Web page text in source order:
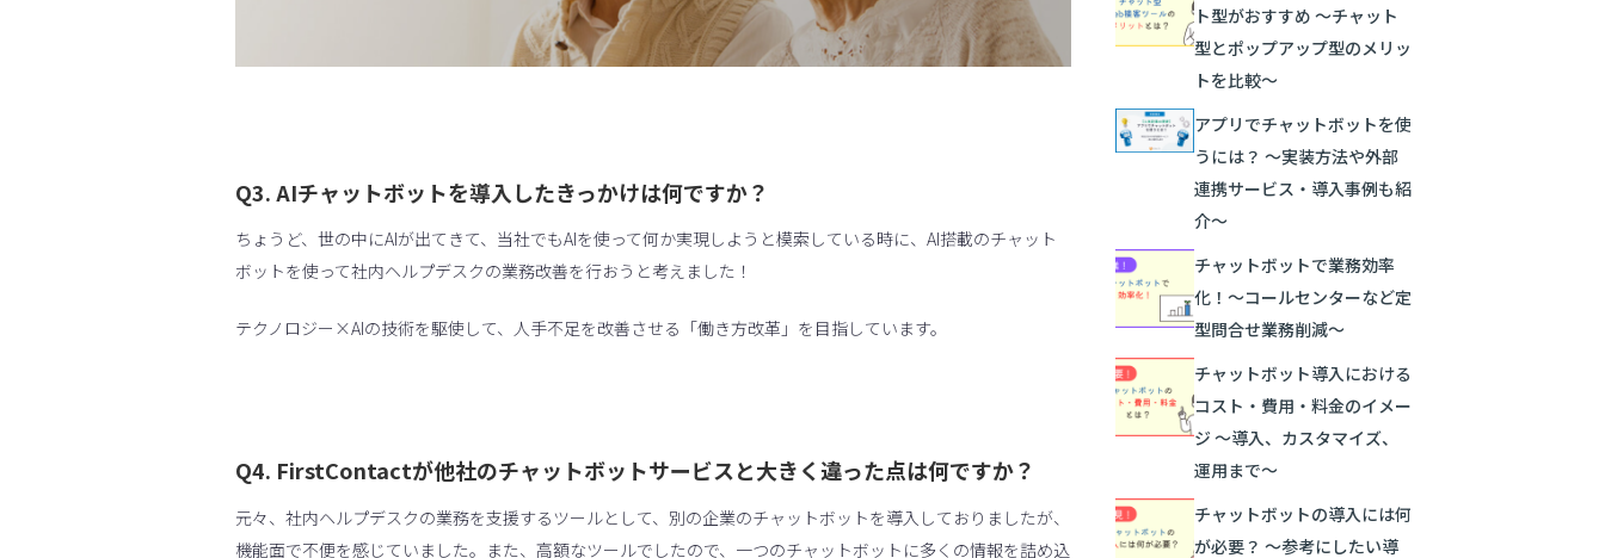
Q3. AIチャットボットを導入したきっかけは何ですか？
ちょうど、世の中にAIが出てきて、当社でもAIを使って何か実現しようと模索している時に、AI搭載のチャット
ボットを使って社内ヘルプデスクの業務改善を行おうと考えました！
テクノロジー×AIの技術を駆使して、人手不足を改善させる「働き方改革」を目指しています。
Q4. FirstContactが他社のチャットボットサービスと大きく違った点は何ですか？
元々、社内ヘルプデスクの業務を支援するツールとして、別の企業のチャットボットを導入しておりましたが、
機能面で不便を感じていました。また、高額なツールでしたので、一つのチャットボットに多くの情報を詰め込
ト型がおすすめ ～チャット
型とポップアップ型のメリッ
トを比較～
アプリでチャットボットを使
うには？ ～実装方法や外部
連携サービス・導入事例も紹
介～
チャットボットで業務効率
化！〜コールセンターなど定
型問合せ業務削減～
チャットボット導入における
コスト・費用・料金のイメー
ジ 〜導入、カスタマイズ、
運用まで〜
チャットボットの導入には何
が必要？ ～参考にしたい導